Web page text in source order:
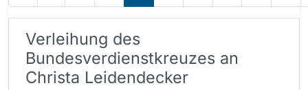
Verleihung des
Bundesverdienstkreuzes an
Christa Leidendecker